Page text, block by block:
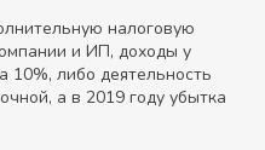
налоговую
и ИП, доходы у
10%, либо деятельность
а в 2019 году убытка